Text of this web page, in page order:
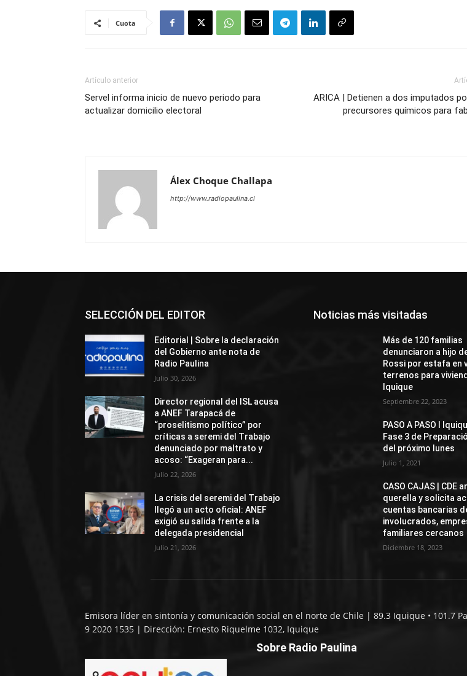
Cuota
Artículo anterior
Servel informa inicio de nuevo periodo para
actualizar domicilio electoral
ARICA | Detienen a dos imputados
precursores químicos para
Álex Choque Challapa
http://www.radiopaulina.cl
SELECCIÓN DEL EDITOR
Editorial | Sobre la declaración
del Gobierno ante nota de
Radio Paulina
Julio 30, 2026
Director regional del ISL acusa
a ANEF Tarapacá de
“proselitismo político” por
críticas a seremi del Trabajo
denunciado por maltrato y
acoso: “Exageran para...
Julio 22, 2026
La crisis del seremi del Trabajo
llegó a un acto oficial: ANEF
exigió su salida frente a la
delegada presidencial
Julio 21, 2026
Noticias más visitadas
Más de 120 familias
denunciaron a hijo
Rossi por estafa en
terrenos para
Iquique
Septiembre 22, 2023
PASO A PASO I
Fase 3 de
del próximo lunes
Julio 1, 2021
CASO CAJAS | CDE
querella y solicita
cuentas bancarias
involucrados,
familiares cercanos
Diciembre 18, 2023
Emisora líder en sintonía y comunicación social en el norte de Chile | 89.3 Iquique • 101.7
9 2020 1535 | Dirección: Ernesto Riquelme 1032, Iquique
Sobre Radio Paulina